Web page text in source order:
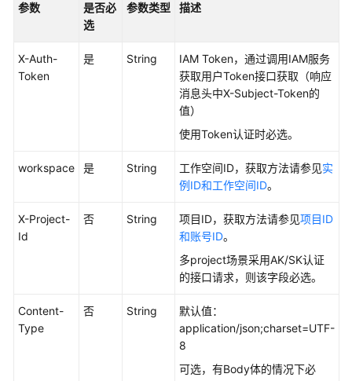
调
用
集
API（V1）
参数
是否必
选
参数类型 描述
X-Auth-
Token
是 String
IAM Token，通过调用IAM服务
获取用户Token接口获取（响应
消息头中X-Subject-Token的
值）
使用Token认证时必选。
workspace 是 String 工作空间ID，获取方法请参见实
例ID和工作空间ID。
X-Project-
Id
否 String 项目ID，获取方法请参见项目ID
和账号ID。
多project场景采用AK/SK认证
的接口请求，则该字段必选。
Content-
Type
否 String
默认值：
application/json;charset=UTF-
8
可选，有Body体的情况下必